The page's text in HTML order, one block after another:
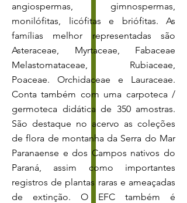
angiospermas, gimnospermas,
monilófitas, licófitas e briófitas. As
famílias melhor representadas são
Asteraceae, Myrtaceae, Fabaceae
Melastomataceae, Rubiaceae,
Poaceae. Orchidaceae e Lauraceae.
Conta também com uma carpoteca /
germoteca didática de 350 amostras.
São destaque no acervo as coleções
de flora de montanha da Serra do Mar
Paranaense e dos Campos nativos do
Paraná, assim como importantes
registros de plantas raras e ameaçadas
de extinção. O EFC também é